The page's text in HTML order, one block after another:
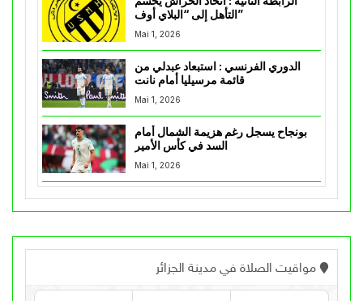
التأهل إلى “البلاي أوف”
Mai 1, 2026
الدوري الفرنسي : استبعاد عبدلي من
قائمة مرسيليا أمام نانت
Mai 1, 2026
بونجاح يسجل رغم هزيمة الشمال أمام
السد في كأس الأمير
Mai 1, 2026